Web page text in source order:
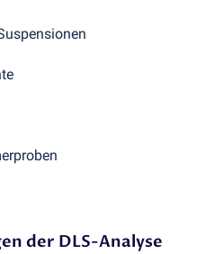
der DLS-Analyse